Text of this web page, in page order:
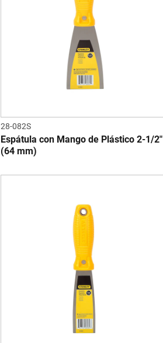
28-082S
Espátula con Mango de Plástico 2-1/2"
(64 mm)